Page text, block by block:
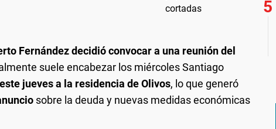
Fernández decidió convocar a una reunión del
suele encabezar los miércoles Santiago
jueves a la residencia de Olivos, lo que generó
sobre la deuda y nuevas medidas económicas